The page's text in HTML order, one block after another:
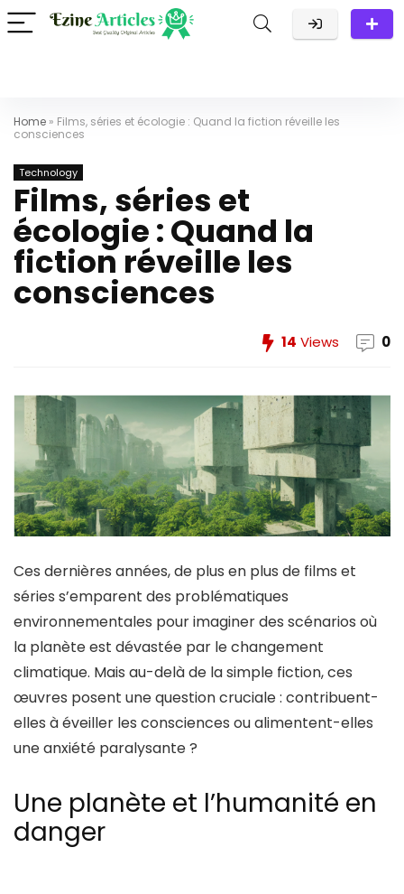
Home » Films, séries et écologie : Quand la fiction réveille les
consciences
Technology
Films, séries et
écologie : Quand la
fiction réveille les
consciences
14 Views 0
Ces dernières années, de plus en plus de films et
séries s’emparent des problématiques
environnementales pour imaginer des scénarios où
la planète est dévastée par le changement
climatique. Mais au-delà de la simple fiction, ces
œuvres posent une question cruciale : contribuent-
elles à éveiller les consciences ou alimentent-elles
une anxiété paralysante ?
Une planète et l’humanité en
danger